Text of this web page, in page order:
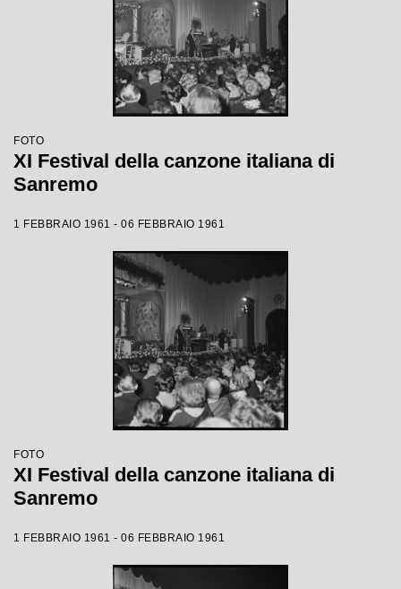
FOTO
XI Festival della canzone italiana di
Sanremo
1 FEBBRAIO 1961 - 06 FEBBRAIO 1961
FOTO
XI Festival della canzone italiana di
Sanremo
1 FEBBRAIO 1961 - 06 FEBBRAIO 1961